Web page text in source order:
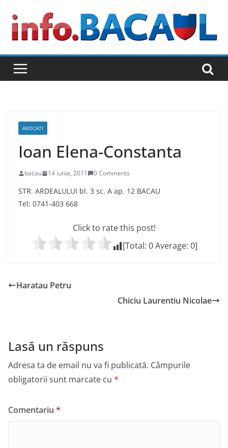
content
AVOCATI
Ioan Elena-Constanta
bacau 14 iunie, 2011 0 Comments
STR. ARDEALULUI bl. 3 sc. A ap. 12 BACAU
Tel: 0741-403 668
Click to rate this post!
[Total: 0Average: 0]
Haratau Petru
Chiciu Laurentiu Nicolae
Lasă un răspuns
Adresa ta de email nu va fi publicată. Câmpurile
obligatorii sunt marcate cu *
Comentariu *